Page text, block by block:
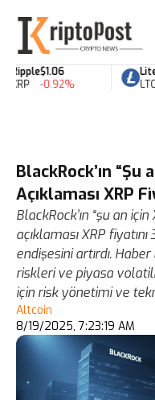
Ripple
XRP
$1.06
-0.92%
LTC
BlackRock’ın “Şu
Açıklaması XRP
BlackRock’ın “şu an için
açıklaması XRP
endişesini artırdı.
riskleri ve piyasa
için risk yönetimi ve
Altcoin
8/19/2025, 7:23:19 AM